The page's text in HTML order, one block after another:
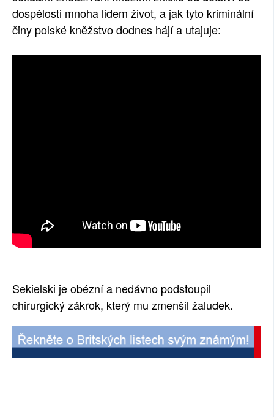
dospělosti mnoha lidem život, a jak tyto kriminální
činy polské kněžstvo dodnes hájí a utajuje:
Sekielski je obézní a nedávno podstoupil
chirurgický zákrok, který mu zmenšil žaludek.